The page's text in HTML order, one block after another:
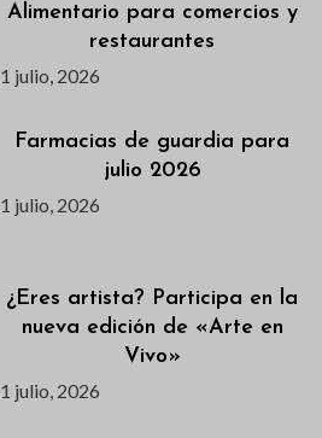
Alimentario para comercios y
restaurantes
1 julio, 2026
Farmacias de guardia para
julio 2026
1 julio, 2026
¿Eres artista? Participa en la
nueva edición de «Arte en
Vivo»
1 julio, 2026